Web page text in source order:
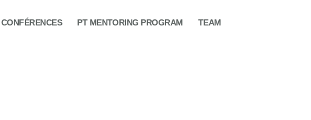
CONFÉRENCES PT MENTORING PROGRAM TEAM